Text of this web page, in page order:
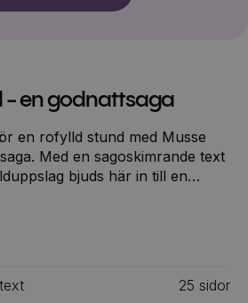
- en godnattsaga
en rofylld stund med Musse
Med en sagoskimrande text
bjuds här in till en
med en kroppsscanning
25 ‎‎ sidor